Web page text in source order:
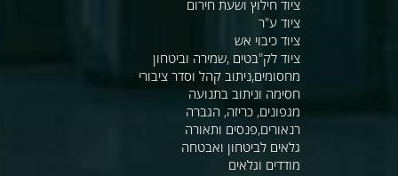
ציוד חילוץ ושעת חירום
ציוד ע"ר
ציוד כיבוי אש
ציוד לק"בטים ,שמירה וביטחון
מחסומים,ניתוב קהל וסדר ציבורי
חסימה וניתוב בתנועה
מגפונים, כריזה, הגברה
רנאורים,פנסים ותאורה
גלאים לביטחון ואבטחה
מודדים וגלאים